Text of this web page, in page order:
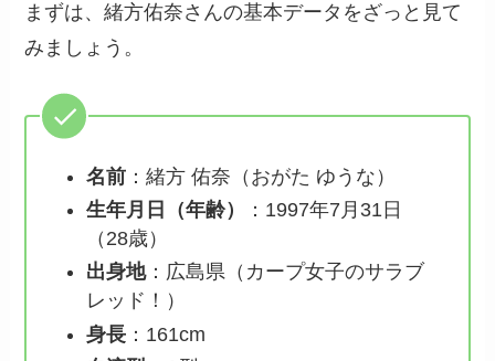
まずは、緒方佑奈さんの基本データをざっと見て
みましょう。
名前 ：緒方 佑奈（おがた ゆうな）
生年月日（年齢）
：1997年7月31日
（28歳）
出身地：広島県（カープ女子のサラブ
レッド！）
身長 ：161cm